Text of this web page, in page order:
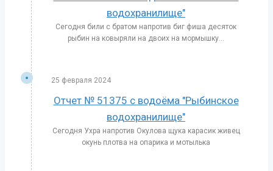
водохранилище"
Сегодня били с братом напротив биг фиша десяток
рыбин на ковыряли на двоих на мормышку...
25 февраля 2024
Отчет № 51375 с водоёма "Рыбинское
водохранилище"
Сегодня Ухра напротив Окулова щука карасик живец
окунь плотва на опарика и мотылька